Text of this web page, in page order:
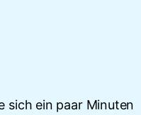
sich ein paar Minuten